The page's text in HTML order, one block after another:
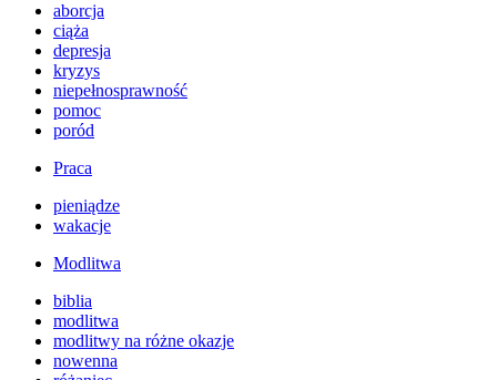
aborcja
ciąża
depresja
kryzys
niepełnosprawność
pomoc
poród
Praca
pieniądze
wakacje
Modlitwa
biblia
modlitwa
modlitwy na różne okazje
nowenna